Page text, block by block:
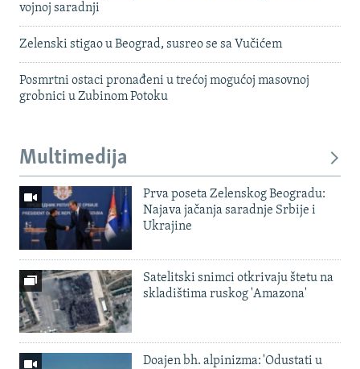
vojnoj saradnji
Zelenski stigao u Beograd, susreo se sa Vučićem
Posmrtni ostaci pronađeni u trećoj mogućoj masovnoj
grobnici u Zubinom Potoku
Multimedija
Prva poseta Zelenskog Beogradu:
Najava jačanja saradnje Srbije i
Ukrajine
Satelitski snimci otkrivaju štetu na
skladištima ruskog 'Amazona'
Doajen bh. alpinizma: 'Odustati u